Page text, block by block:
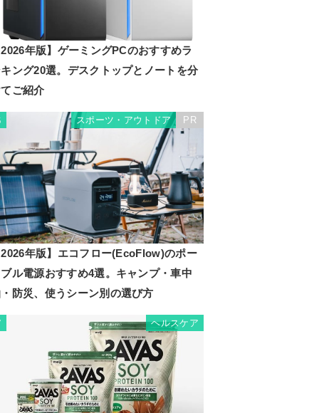
年版】ゲーミングPCのおすすめラ
ング20選。デスクトップとノートを分
ご紹介
スポーツ・アウトドア PR
年版】エコフロー(EcoFlow)のポー
ル電源おすすめ4選。キャンプ・車中
防災、使うシーン別の選び方
ヘルスケア